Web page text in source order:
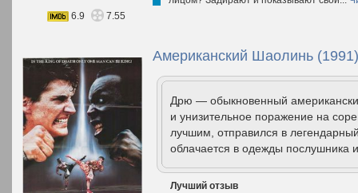
6.9
7.55
Американский Шаолинь (1991)
Дрю — обыкновенный
и унизительное поражение на
лучшим, отправился в
облачается в одежды послушника
Лучший отзыв